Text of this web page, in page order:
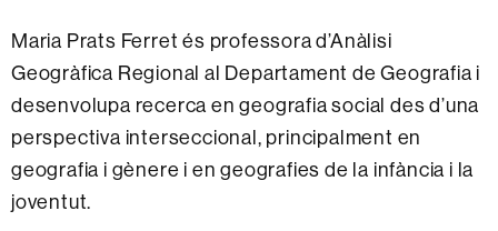
Maria Prats Ferret és professora d’Anàlisi
Geogràfica Regional al Departament de Geografia i
desenvolupa recerca en geografia social des d’una
perspectiva interseccional, principalment en
geografia i gènere i en geografies de la infància i la
joventut.